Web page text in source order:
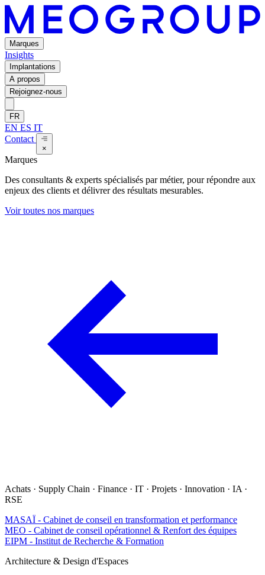
Marques
Insights
Implantations
A propos
Rejoignez-nous
FR
EN ES IT
Contact
×
Marques
Des consultants & experts spécialisés par métier, pour répondre aux
enjeux des clients et délivrer des résultats mesurables.
Voir toutes nos marques
Achats · Supply Chain · Finance · IT · Projets · Innovation · IA ·
RSE
MASAÏ - Cabinet de conseil en transformation et performance
MEO - Cabinet de conseil opérationnel & Renfort des équipes
EIPM - Institut de Recherche & Formation
Architecture & Design d'Espaces